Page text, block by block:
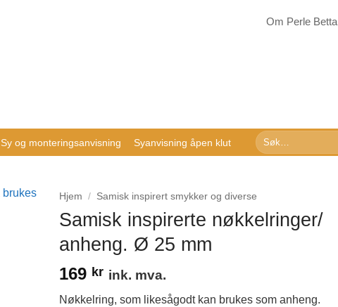
Om Perle Betta
Sy og monteringsanvisning Syanvisning åpen klut
Søk
etter:
Hjem / Samisk inspirert smykker og diverse
Samisk inspirerte nøkkelringer/
anheng. Ø 25 mm
169 kr ink. mva.
Nøkkelring, som likesågodt kan brukes som anheng.